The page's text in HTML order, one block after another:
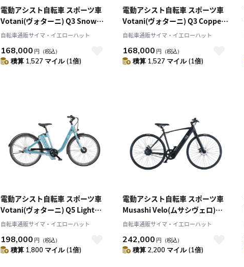
電動アシスト自転車 スポーツ車
Votani(ヴォターニ) Q3 Snow
White 20インチ 99.Y0Q64.611
自転車通販サイマ・イエローハット
168,000 円 （税込）
積算 1,527 マイル (1倍)
電動アシスト自転車 スポーツ車
Votani(ヴォターニ) Q3 Copper
Gold 20インチ 99.Y0Q64.612
自転車通販サイマ・イエローハット
168,000 円 （税込）
積算 1,527 マイル (1倍)
電動アシスト自転車 スポーツ車
Votani(ヴォターニ) Q5 Light
Blue Metallic 26インチ
自転車通販サイマ・イエローハット
198,000 円 （税込）
積算 1,800 マイル (1倍)
電動アシスト自転車 スポーツ車
Musashi Velo(ムサシヴェロ)
CS01 マットブラック 700C
自転車通販サイマ・イエローハット
242,000 円 （税込）
積算 2,200 マイル (1倍)